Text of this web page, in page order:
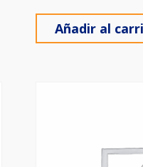
se pueden
Añadir al